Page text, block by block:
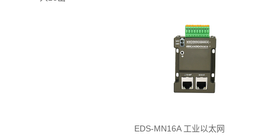
EDS-MN16A 工业以太网